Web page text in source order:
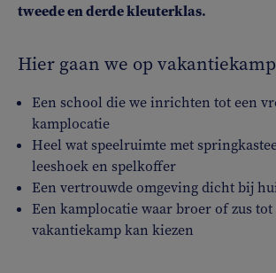
tweede en derde kleuterklas.
Hier gaan we op
Een school die we inrichten tot een
kamplocatie
Heel wat speelruimte met
leeshoek en spelkoffer
Een vertrouwde omgeving dicht bij
Een kamplocatie waar broer of zus tot
vakantiekamp kan kiezen